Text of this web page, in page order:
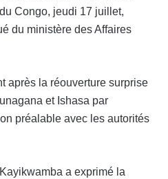
Congo, jeudi 17 juillet,
du ministère des Affaires
après la réouverture surprise
et Ishasa par
préalable avec les autorités
a exprimé la